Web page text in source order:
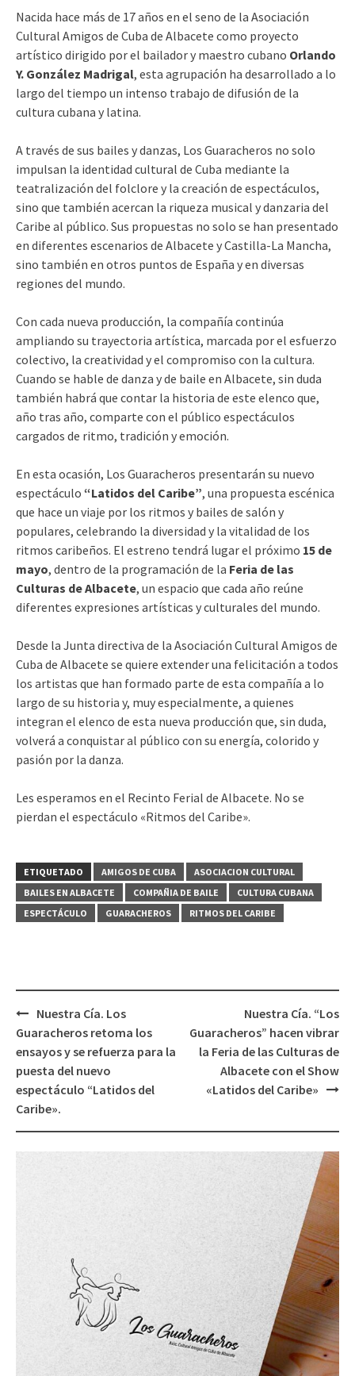
Nacida hace más de 17 años en el seno de la Asociación
Cultural Amigos de Cuba de Albacete como proyecto
artístico dirigido por el bailador y maestro cubano Orlando
Y. González Madrigal, esta agrupación ha desarrollado a lo
largo del tiempo un intenso trabajo de difusión de la
cultura cubana y latina.
A través de sus bailes y danzas, Los Guaracheros no solo
impulsan la identidad cultural de Cuba mediante la
teatralización del folclore y la creación de espectáculos,
sino que también acercan la riqueza musical y danzaria del
Caribe al público. Sus propuestas no solo se han presentado
en diferentes escenarios de Albacete y Castilla-La Mancha,
sino también en otros puntos de España y en diversas
regiones del mundo.
Con cada nueva producción, la compañía continúa
ampliando su trayectoria artística, marcada por el esfuerzo
colectivo, la creatividad y el compromiso con la cultura.
Cuando se hable de danza y de baile en Albacete, sin duda
también habrá que contar la historia de este elenco que,
año tras año, comparte con el público espectáculos
cargados de ritmo, tradición y emoción.
En esta ocasión, Los Guaracheros presentarán su nuevo
espectáculo “Latidos del Caribe”, una propuesta escénica
que hace un viaje por los ritmos y bailes de salón y
populares, celebrando la diversidad y la vitalidad de los
ritmos caribeños. El estreno tendrá lugar el próximo 15 de
mayo, dentro de la programación de la Feria de las
Culturas de Albacete, un espacio que cada año reúne
diferentes expresiones artísticas y culturales del mundo.
Desde la Junta directiva de la Asociación Cultural Amigos de
Cuba de Albacete se quiere extender una felicitación a todos
los artistas que han formado parte de esta compañía a lo
largo de su historia y, muy especialmente, a quienes
integran el elenco de esta nueva producción que, sin duda,
volverá a conquistar al público con su energía, colorido y
pasión por la danza.
Les esperamos en el Recinto Ferial de Albacete. No se
pierdan el espectáculo «Ritmos del Caribe».
ETIQUETADO AMIGOS DE CUBA
ASOCIACION CULTURAL
BAILES EN ALBACETE
COMPAÑIA DE BAILE
CULTURA CUBANA
ESPECTÁCULO
GUARACHEROS RITMOS DEL CARIBE
Navegación
de
entradas
Nuestra Cía. Los
Guaracheros retoma los
ensayos y se refuerza para la
puesta del nuevo
espectáculo “Latidos del
Caribe».
Nuestra Cía. “Los
Guaracheros” hacen vibrar
la Feria de las Culturas de
Albacete con el Show
«Latidos del Caribe»